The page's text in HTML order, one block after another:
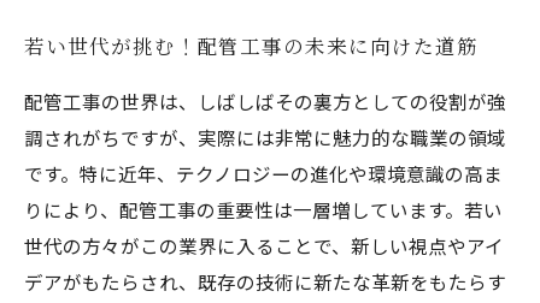
若い世代が挑む！配管工事の未来に向けた道筋
配管工事の世界は、しばしばその裏方としての役割が強
調されがちですが、実際には非常に魅力的な職業の領域
です。特に近年、テクノロジーの進化や環境意識の高ま
りにより、配管工事の重要性は一層増しています。若い
世代の方々がこの業界に入ることで、新しい視点やアイ
デアがもたらされ、既存の技術に新たな革新をもたらす